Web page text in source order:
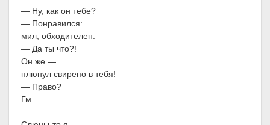
— Ну, как он тебе?
— Понравился:
мил, обходителен.
— Да ты что?!
Он же —
плюнул свирепо в тебя!
— Право?
Гм.